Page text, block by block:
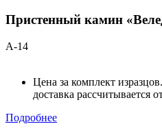
Пристенный камин
А-14
Цена за комплект
доставка рассчитывается
Подробнее